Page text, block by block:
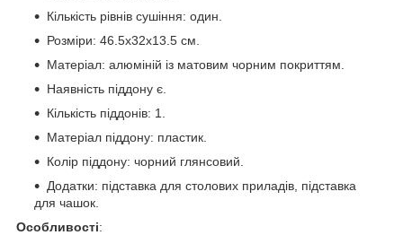
Кількість рівнів сушіння: один.
Розміри: 46.5х32х13.5 см.
Матеріал: алюміній із матовим чорним покриттям.
Наявність піддону є.
Кількість піддонів: 1.
Матеріал піддону: пластик.
Колір піддону: чорний глянсовий.
Додатки: підставка для столових приладів, підставка
для чашок.
Особливості: